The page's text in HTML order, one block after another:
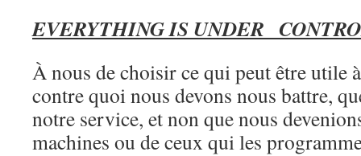
EVERYTHING IS UNDER
À nous de choisir ce qui peut être utile
contre quoi nous devons nous battre,
notre service, et non que nous
machines ou de ceux qui les